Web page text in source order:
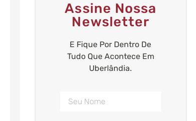
Assine Nossa
Newsletter
E Fique Por Dentro De
Tudo Que Acontece Em
Uberlândia.